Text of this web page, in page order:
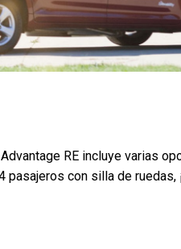
RE incluye varias
con silla de ruedas,